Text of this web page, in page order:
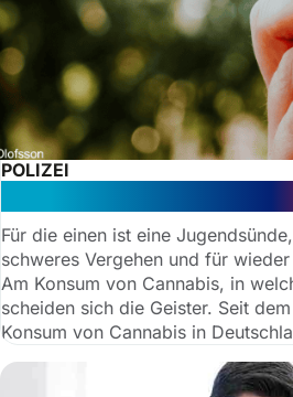
POLIZEI
Für die einen ist eine
schweres Vergehen und für
Am Konsum von Cannabis, in
scheiden sich die Geister. Seit
Konsum von Cannabis in
Rechtsportal anwaltauskunft.de
rund um das Thema und erklärt,